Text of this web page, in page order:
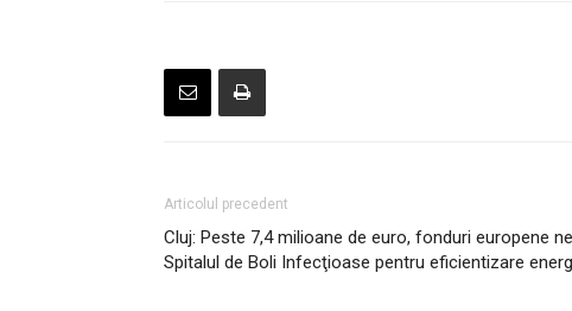
Articolul precedent
Cluj: Peste 7,4 milioane de euro, fonduri europene
Spitalul de Boli Infecţioase pentru eficientizare